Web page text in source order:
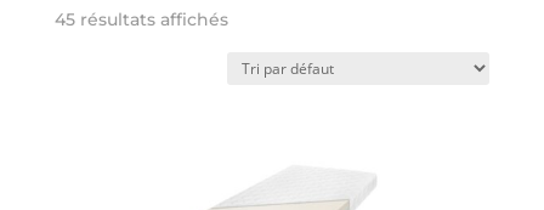
45 résultats affichés